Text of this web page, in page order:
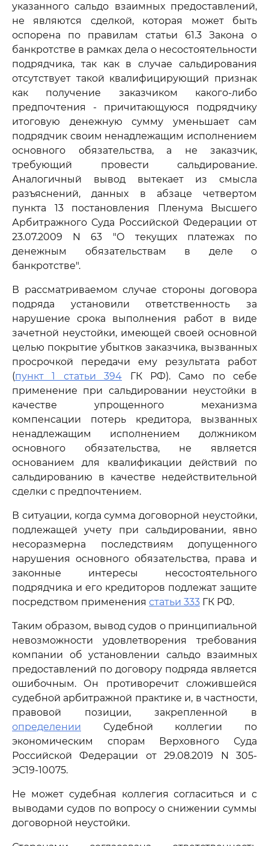
указанного сальдо взаимных предоставлений,
не являются сделкой, которая может быть
оспорена по правилам статьи 61.3 Закона о
банкротстве в рамках дела о несостоятельности
подрядчика, так как в случае сальдирования
отсутствует такой квалифицирующий признак
как получение заказчиком какого-либо
предпочтения - причитающуюся подрядчику
итоговую денежную сумму уменьшает сам
подрядчик своим ненадлежащим исполнением
основного обязательства, а не заказчик,
требующий провести сальдирование.
Аналогичный вывод вытекает из смысла
разъяснений, данных в абзаце четвертом
пункта 13 постановления Пленума Высшего
Арбитражного Суда Российской Федерации от
23.07.2009 N 63 "О текущих платежах по
денежным обязательствам в деле о
банкротстве".
В рассматриваемом случае стороны договора
подряда установили ответственность за
нарушение срока выполнения работ в виде
зачетной неустойки, имеющей своей основной
целью покрытие убытков заказчика, вызванных
просрочкой передачи ему результата работ
(пункт 1 статьи 394 ГК РФ). Само по себе
применение при сальдировании неустойки в
качестве упрощенного механизма
компенсации потерь кредитора, вызванных
ненадлежащим исполнением должником
основного обязательства, не является
основанием для квалификации действий по
сальдированию в качестве недействительной
сделки с предпочтением.
В ситуации, когда сумма договорной неустойки,
подлежащей учету при сальдировании, явно
несоразмерна последствиям допущенного
нарушения основного обязательства, права и
законные интересы несостоятельного
подрядчика и его кредиторов подлежат защите
посредством применения статьи 333 ГК РФ.
Таким образом, вывод судов о принципиальной
невозможности удовлетворения требования
компании об установлении сальдо взаимных
предоставлений по договору подряда является
ошибочным. Он противоречит сложившейся
судебной арбитражной практике и, в частности,
правовой позиции, закрепленной в
определении Судебной коллегии по
экономическим спорам Верховного Суда
Российской Федерации от 29.08.2019 N 305-
ЭС19-10075.
Не может судебная коллегия согласиться и с
выводами судов по вопросу о снижении суммы
договорной неустойки.